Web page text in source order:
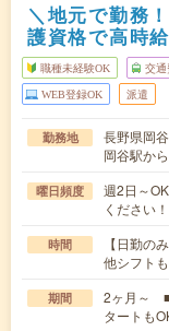
＼地元で勤務
護資格で高時
職種未経験OK 交通
WEB登録OK 派遣
勤務地
長野県岡
岡谷駅か
曜日頻度
週2日～
ください！
時間
【日勤の
他シフト
期間
2ヶ月～ ■
タートも